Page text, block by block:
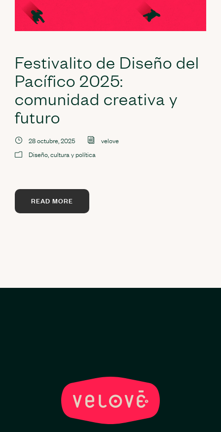
Festivalito de Diseño del
Pacífico 2025:
comunidad creativa y
futuro
28 octubre, 2025
velove
Diseño, cultura y política
READ MORE